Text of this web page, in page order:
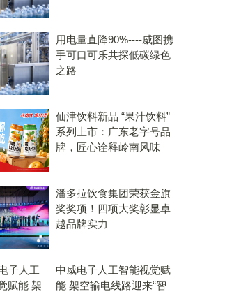
用电量直降90%----威图携
手可口可乐共探低碳绿色
之路
仙津饮料新品 “果汁饮料”
系列上市：广东老字号品
牌，匠心诠释岭南风味
潘多拉饮食集团荣获金旗
奖奖项！四项大奖彰显卓
越品牌实力
中威电子人工智能视觉赋
能 架空输电线路迎来“智